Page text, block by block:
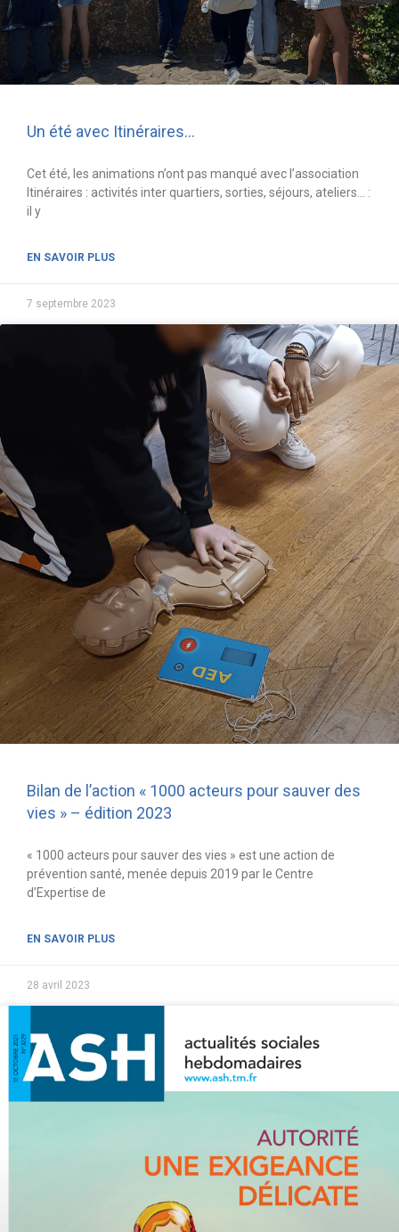
Un été avec Itinéraires…
Cet été, les animations n’ont pas manqué avec l’association
Itinéraires : activités inter quartiers, sorties, séjours, ateliers… :
il y
EN SAVOIR PLUS
7 septembre 2023
Bilan de l’action « 1000 acteurs pour sauver des
vies » – édition 2023
« 1000 acteurs pour sauver des vies » est une action de
prévention santé, menée depuis 2019 par le Centre
d’Expertise de
EN SAVOIR PLUS
28 avril 2023